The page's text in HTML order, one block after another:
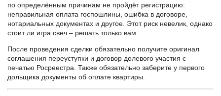
по определённым причинам не пройдёт регистрацию:
неправильная оплата госпошлины, ошибка в договоре,
нотариальных документах и другое. Этот риск невелик, однако
стоит ли игра свеч – решать только вам.
После проведения сделки обязательно получите оригинал
соглашения переуступки и договор долевого участия с
печатью Росреестра. Также обязательно заберите у первого
дольщика документы об оплате квартиры.